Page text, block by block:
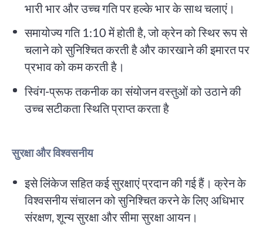
भारी भार और उच्च गति पर हल्के भार के साथ चलाएं।
समायोज्य गति 1:10 में होती है, जो क्रेन को स्थिर रूप से
चलाने को सुनिश्चित करती है और कारखाने की इमारत पर
प्रभाव को कम करती है।
स्विंग-प्रूफ तकनीक का संयोजन वस्तुओं को उठाने की
उच्च सटीकता स्थिति प्राप्त करता है
सुरक्षा और विश्वसनीय
इसे लिंकेज सहित कई सुरक्षाएं प्रदान की गई हैं। क्रेन के
विश्वसनीय संचालन को सुनिश्चित करने के लिए अधिभार
संरक्षण, शून्य सुरक्षा और सीमा सुरक्षा आयन।